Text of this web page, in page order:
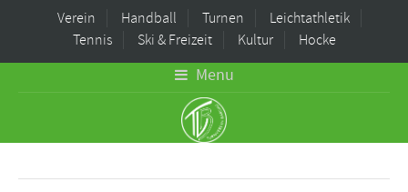
Verein Handball Turnen
Leichtathletik
Tennis
Ski & Freizeit Kultur Hocke
Menu